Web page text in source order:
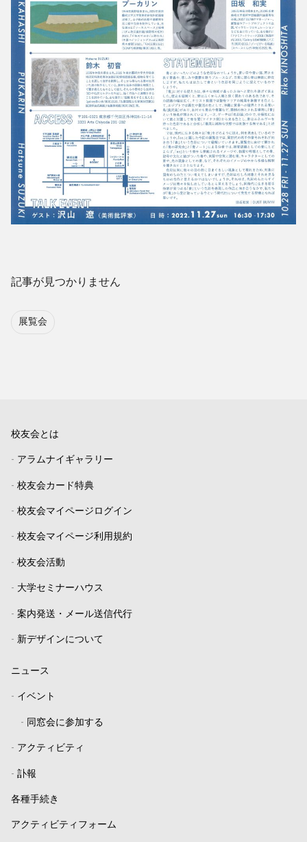
記事が見つかりません
展覧会
校友会とは
- アラムナイギャラリー
- 校友会カード特典
- 校友会マイページログイン
- 校友会マイページ利用規約
- 校友会活動
- 大学セミナーハウス
- 案内発送・メール送信代行
- 新デザインについて
ニュース
- イベント
- 同窓会に参加する
- アクティビティ
- 訃報
各種手続き
アクティビティフォーム